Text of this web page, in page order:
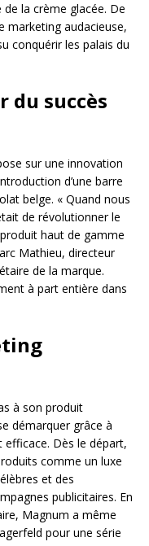
la crème glacée. De
marketing audacieuse,
conquérir les palais du
du succès
sur une innovation
d’une barre
belge. « Quand nous
de révolutionner le
haut de gamme
Mathieu, directeur
de la marque.
à part entière dans
à son produit
démarquer grâce à
Dès le départ,
comme un luxe
et des
publicitaires. En
Magnum a même
pour une série